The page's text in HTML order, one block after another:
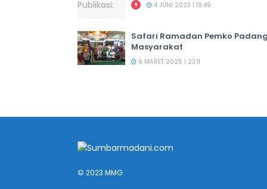
4 JUNI 2023 | 19:49
Safari Ramadan Pemko
Masyarakat
6 MARET 2025 | 23:11
© 2023 MMG